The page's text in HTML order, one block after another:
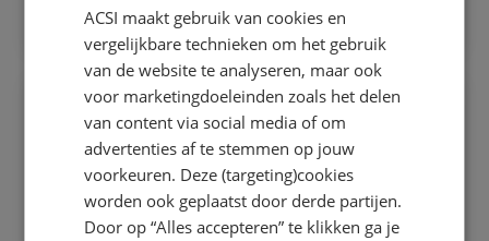
nodig?...
ACSI Camperverzekering
FRENCH
GERMAN
SPANISH
ACSI maakt gebruik van cookies en
vergelijkbare technieken om het gebruik
van de website te analyseren, maar ook
voor marketingdoeleinden zoals het delen
van content via social media of om
advertenties af te stemmen op jouw
voorkeuren. Deze (targeting)cookies
worden ook geplaatst door derde partijen.
Door op “Alles accepteren” te klikken ga je